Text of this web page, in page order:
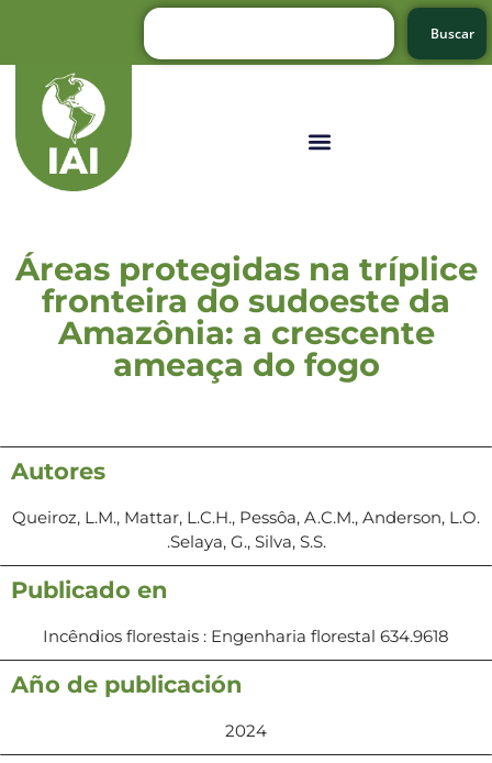
Buscar
Áreas protegidas na tríplice
fronteira do sudoeste da
Amazônia: a crescente
ameaça do fogo
Autores
Queiroz, L.M., Mattar, L.C.H., Pessôa, A.C.M., Anderson, L.O.
.Selaya, G., Silva, S.S.
Publicado en
Incêndios florestais : Engenharia florestal 634.9618
Año de publicación
2024